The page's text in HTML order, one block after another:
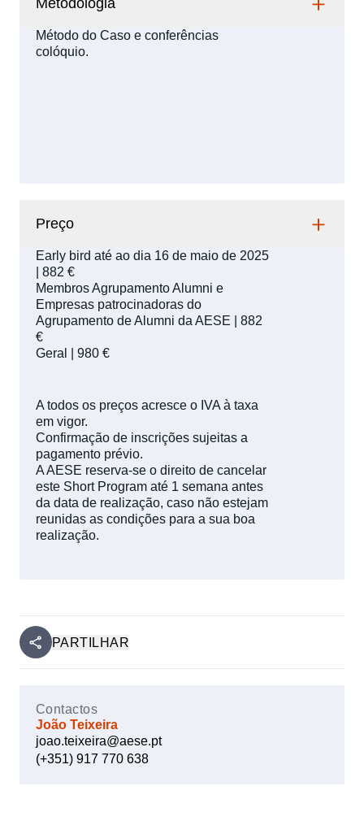
PARTILHAR
Contactos
João Teixeira
joao.teixeira@aese.pt
(+351) 917 770 638
Metodologia
Método do Caso e conferências
colóquio.
Preço
Early bird até ao dia 16 de maio de 2025
| 882 €
Membros Agrupamento Alumni e
Empresas patrocinadoras do
Agrupamento de Alumni da AESE | 882
€
Geral | 980 €
A todos os preços acresce o IVA à taxa
em vigor.
Confirmação de inscrições sujeitas a
pagamento prévio.
A AESE reserva-se o direito de cancelar
este Short Program até 1 semana antes
da data de realização, caso não estejam
reunidas as condições para a sua boa
realização.